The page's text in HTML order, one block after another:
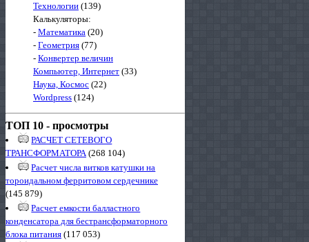
Технологии (139)
Калькуляторы:
- Математика (20)
- Геометрия (77)
- Конвертер величин
Компьютер, Интернет (33)
Наука, Космос (22)
Wordpress (124)
ТОП 10 - просмотры
РАСЧЕТ СЕТЕВОГО
ТРАНСФОРМАТОРА (268 104)
Расчет числа витков катушки на
тороидальном ферритовом сердечнике
(145 879)
Расчет емкости балластного
конденсатора для бестрансформаторного
блока питания (117 053)